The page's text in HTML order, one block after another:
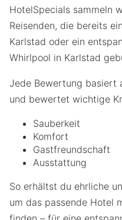
HotelSpecials sammeln
Reisenden, die bereits
Karlstad oder ein
Whirlpool in Karlstad
Jede Bewertung basiert
und bewertet wichtige
Sauberkeit
Komfort
Gastfreundschaft
Ausstattung
So erhältst du ehrliche
um das passende Hotel